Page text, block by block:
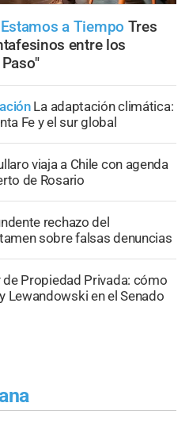
a Tiempo Tres
entre los
La adaptación climática:
Fe y el sur global
viaja a Chile con agenda
de Rosario
rechazo del
sobre falsas denuncias
de Propiedad Privada: cómo
Lewandowski en el Senado